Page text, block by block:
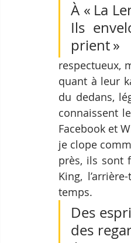
À « La
Ils
prient »
respectueux,
quant à leur
du dedans,
connaissent
Facebook et
je clope
près, ils sont
King,
temps.
Des
des